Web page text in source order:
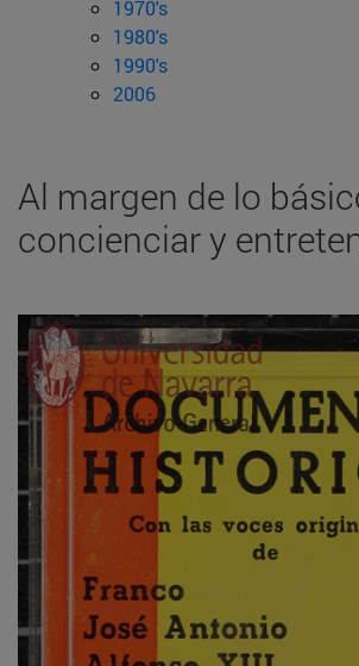
1970's
1980's
1990's
2006
Al margen de lo
concienciar y